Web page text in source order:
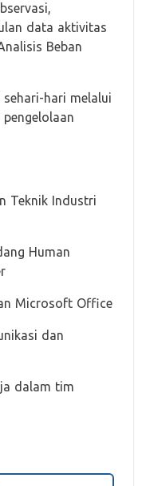
data aktivitas
Beban
hari melalui
Teknik Industri
Human
Microsoft Office
dan
dalam tim